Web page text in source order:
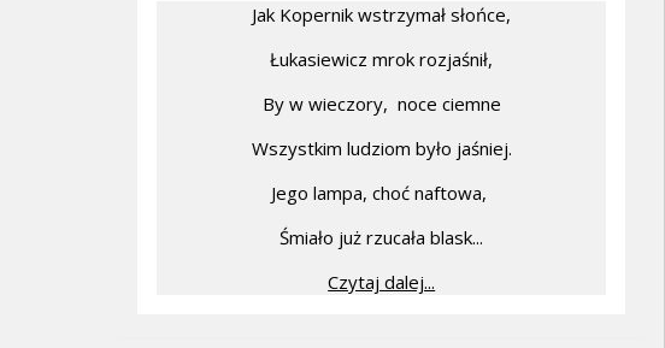
Jak Kopernik wstrzymał słońce,
Łukasiewicz mrok rozjaśnił,
By w wieczory, noce ciemne
Wszystkim ludziom było jaśniej.
Jego lampa, choć naftowa,
Śmiało już rzucała blask...
Czytaj dalej...